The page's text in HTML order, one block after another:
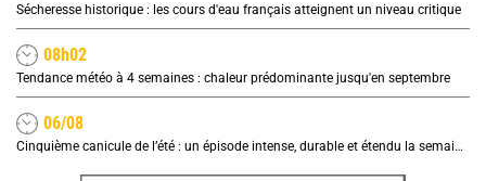
Sécheresse historique : les cours d'eau français atteignent un niveau critique
08h02
Tendance météo à 4 semaines : chaleur prédominante jusqu'en septembre
06/08
Cinquième canicule de l’été : un épisode intense, durable et étendu la semaine prochaine